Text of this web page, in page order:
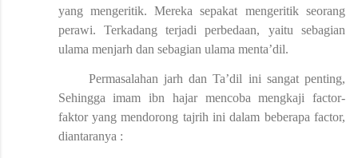
yang mengeritik. Mereka sepakat mengeritik seorang
perawi. Terkadang terjadi perbedaan, yaitu sebagian
ulama menjarh dan sebagian ulama menta’dil.
Permasalahan jarh dan Ta’dil ini sangat penting,
Sehingga imam ibn hajar mencoba mengkaji factor-
faktor yang mendorong tajrih ini dalam beberapa factor,
diantaranya :